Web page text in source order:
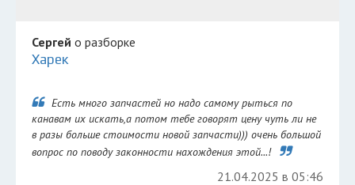
Сергей о разборке
Харек
Есть много запчастей но надо самому рыться по
канавам их искать,а потом тебе говорят цену чуть ли не
в разы больше стоимости новой запчасти))) очень большой
вопрос по поводу законности нахождения этой...!
21.04.2025 в 05:46